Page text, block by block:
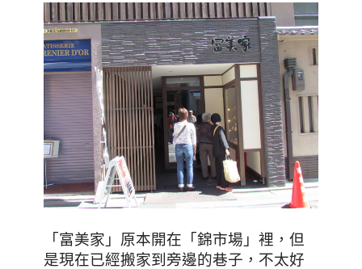
「富美家」原本開在「錦市場」裡，但
是現在已經搬家到旁邊的巷子，不太好